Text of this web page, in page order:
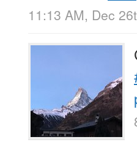
11:13 AM, Dec